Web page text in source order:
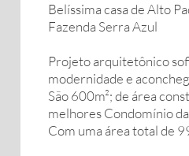
Belíssima casa de Alto
Fazenda Serra Azul
Projeto arquitetônico
modernidade e
São 600m²; de área
melhores Condomínio
Com uma área total de